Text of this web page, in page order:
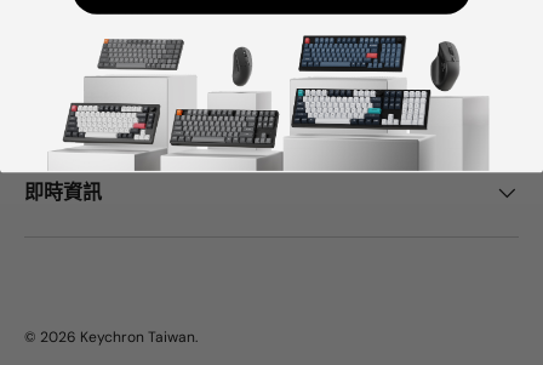
Keychron中心
幫助與支持
即時資訊
© 2026 Keychron Taiwan.